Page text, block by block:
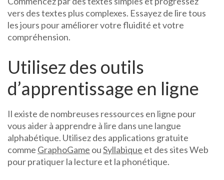
vers des textes plus complexes. Essayez de lire tous
les jours pour améliorer votre fluidité et votre
compréhension.
Utilisez des outils
d’apprentissage en ligne
Il existe de nombreuses ressources en ligne pour
vous aider à apprendre à lire dans une langue
alphabétique. Utilisez des applications gratuite
comme GraphoGame ouSyllabique et des sites Web
pour pratiquer la lecture et la phonétique.